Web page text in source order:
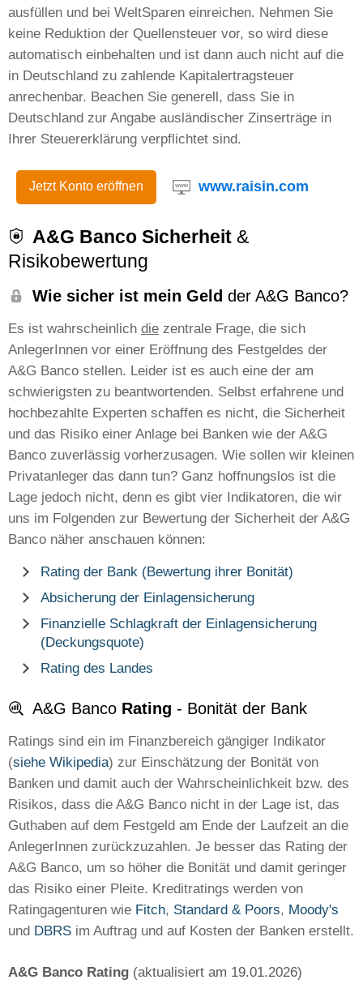
ausfüllen und bei WeltSparen einreichen. Nehmen Sie
keine Reduktion der Quellensteuer vor, so wird diese
automatisch einbehalten und ist dann auch nicht auf die
in Deutschland zu zahlende Kapitalertragsteuer
anrechenbar. Beachen Sie generell, dass Sie in
Deutschland zur Angabe ausländischer Zinserträge in
Ihrer Steuererklärung verpflichtet sind.
Jetzt Konto eröffnen www.raisin.com
A&G Banco Sicherheit &
Risikobewertung
Wie sicher ist mein Geld der A&G Banco?
Es ist wahrscheinlich die zentrale Frage, die sich
AnlegerInnen vor einer Eröffnung des Festgeldes der
A&G Banco stellen. Leider ist es auch eine der am
schwierigsten zu beantwortenden. Selbst erfahrene und
hochbezahlte Experten schaffen es nicht, die Sicherheit
und das Risiko einer Anlage bei Banken wie der A&G
Banco zuverlässig vorherzusagen. Wie sollen wir kleinen
Privatanleger das dann tun? Ganz hoffnungslos ist die
Lage jedoch nicht, denn es gibt vier Indikatoren, die wir
uns im Folgenden zur Bewertung der Sicherheit der A&G
Banco näher anschauen können:
Rating der Bank (Bewertung ihrer Bonität)
Absicherung der Einlagensicherung
Finanzielle Schlagkraft der Einlagensicherung
(Deckungsquote)
Rating des Landes
A&G Banco Rating - Bonität der Bank
Ratings sind ein im Finanzbereich gängiger Indikator
(siehe Wikipedia) zur Einschätzung der Bonität von
Banken und damit auch der Wahrscheinlichkeit bzw. des
Risikos, dass die A&G Banco nicht in der Lage ist, das
Guthaben auf dem Festgeld am Ende der Laufzeit an die
AnlegerInnen zurückzuzahlen. Je besser das Rating der
A&G Banco, um so höher die Bonität und damit geringer
das Risiko einer Pleite. Kreditratings werden von
Ratingagenturen wie Fitch, Standard & Poors, Moody's
und DBRS im Auftrag und auf Kosten der Banken erstellt.
A&G Banco Rating (aktualisiert am 19.01.2026)